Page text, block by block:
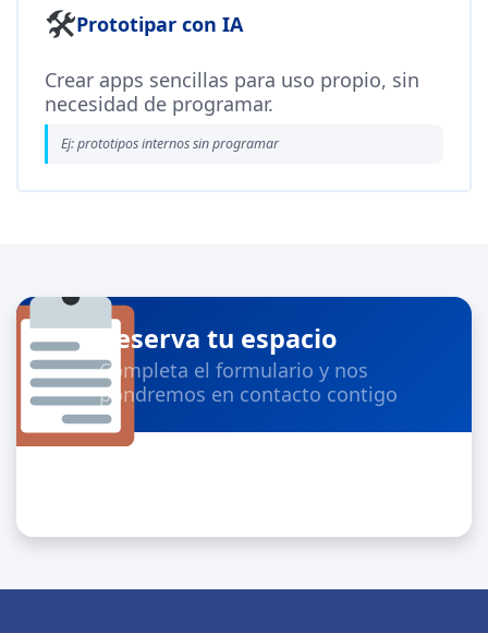
🛠️Prototipar con IA
Crear apps sencillas para uso propio, sin
necesidad de programar.
Ej: prototipos internos sin programar
Reserva tu espacio
Completa el formulario y nos
pondremos en contacto contigo